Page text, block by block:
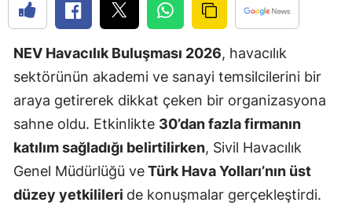
Eskişehir
Gaziantep
Giresun
Gümüşhane
Hakkari
NEV Havacılık Buluşması 2026, havacılık
sektörünün akademi ve sanayi temsilcilerini bir
araya getirerek dikkat çeken bir organizasyona
sahne oldu. Etkinlikte 30’dan fazla firmanın
katılım sağladığı belirtilirken, Sivil Havacılık
Genel Müdürlüğü veTürk Hava Yolları’nın üst
düzey yetkilileri de konuşmalar gerçekleştirdi.